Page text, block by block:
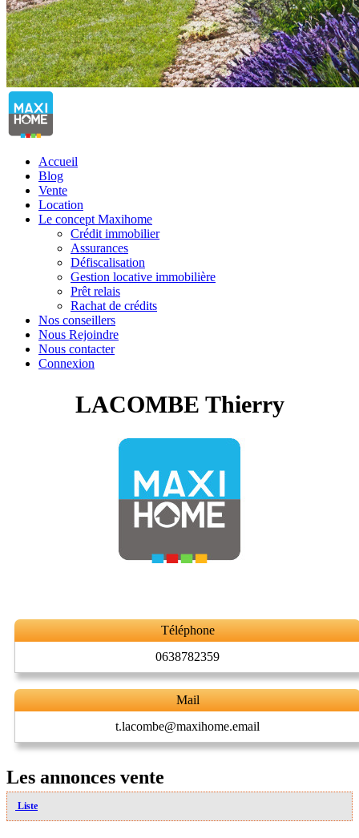
Accueil
Blog
Vente
Location
Le concept Maxihome
Crédit immobilier
Assurances
Défiscalisation
Gestion locative immobilière
Prêt relais
Rachat de crédits
Nos conseillers
Nous Rejoindre
Nous contacter
Connexion
LACOMBE Thierry
Téléphone
0638782359
Mail
t.lacombe@maxihome.email
Les annonces vente
Liste